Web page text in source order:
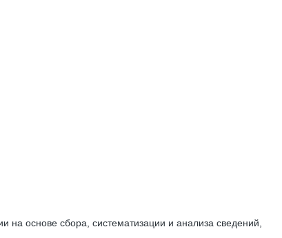
основе сбора, систематизации и анализа сведений,